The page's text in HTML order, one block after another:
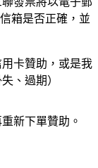
箱是否正確，並
卡贊助，或是我
、過期）
新下單贊助。